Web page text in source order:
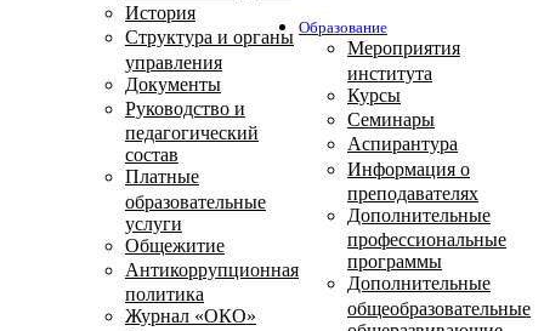
История
Структура и органы
управления
Документы
Руководство и
педагогический
состав
Платные
образовательные
услуги
Общежитие
Антикоррупционная
политика
Журнал «ОКО»
Образование
Мероприятия
института
Курсы
Семинары
Аспирантура
Информация о
преподавателях
Дополнительные
профессиональные
программы
Дополнительные
общеобразовательные